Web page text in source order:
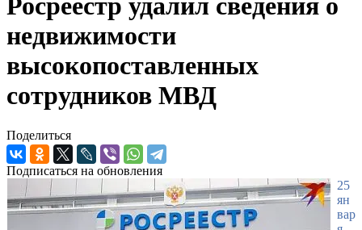
недвижимости
высокопоставленных
сотрудников МВД
Поделиться
Подписаться на обновления
25
ян
вар